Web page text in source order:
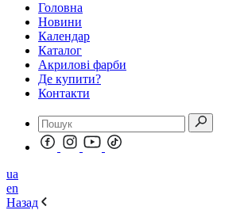
Головна
Новини
Календар
Каталог
Акрилові фарби
Де купити?
Контакти
ua
en
Назад